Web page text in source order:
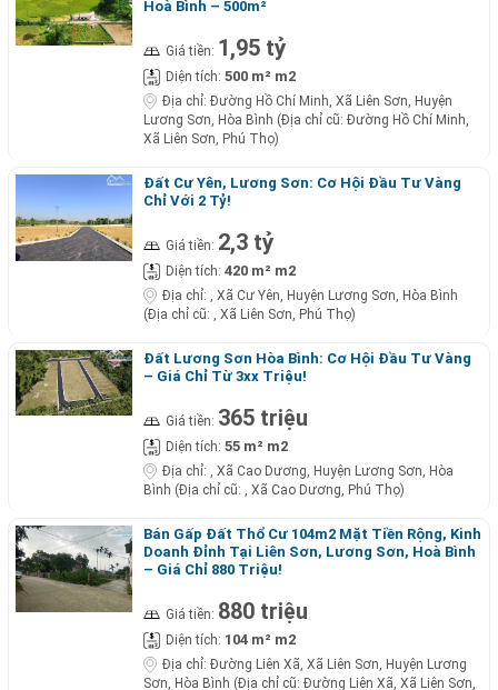
Hoà Bình – 500m²
Giá tiền: 1,95 tỷ
Diện tích: 500 m² m2
Địa chỉ: Đường Hồ Chí Minh, Xã Liên Sơn, Huyện
Lương Sơn, Hòa Bình (Địa chỉ cũ: Đường Hồ Chí Minh,
Xã Liên Sơn, Phú Thọ)
Đất Cư Yên, Lương Sơn: Cơ Hội Đầu Tư Vàng
Chỉ Với 2 Tỷ!
Giá tiền: 2,3 tỷ
Diện tích: 420 m² m2
Địa chỉ:
, Xã Cư Yên, Huyện Lương Sơn, Hòa Bình
(Địa chỉ cũ: , Xã Liên Sơn, Phú Thọ)
Đất Lương Sơn Hòa Bình: Cơ Hội Đầu Tư Vàng
– Giá Chỉ Từ 3xx Triệu!
Giá tiền: 365 triệu
Diện tích: 55 m² m2
Địa chỉ:
, Xã Cao Dương, Huyện Lương Sơn, Hòa
Bình (Địa chỉ cũ: , Xã Cao Dương, Phú Thọ)
Bán Gấp Đất Thổ Cư 104m2 Mặt Tiền Rộng, Kinh
Doanh Đỉnh Tại Liên Sơn, Lương Sơn, Hoà Bình
– Giá Chỉ 880 Triệu!
Giá tiền: 880 triệu
Diện tích: 104 m² m2
Địa chỉ: Đường Liên Xã, Xã Liên Sơn, Huyện Lương
Sơn, Hòa Bình (Địa chỉ cũ: Đường Liên Xã, Xã Liên Sơn,